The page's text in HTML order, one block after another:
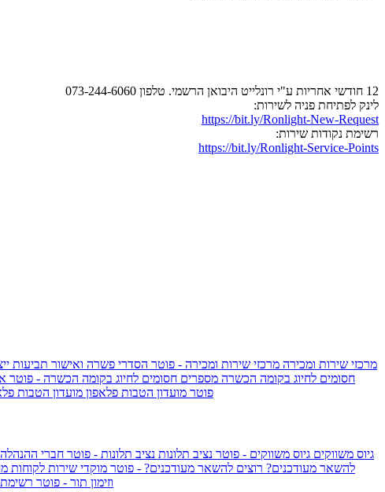
12 חודשי אחריות ע"י רונלייט היבואן הרשמי. טלפון 073-244-6060
לינק לפתיחת פניה לשירות:
https://bit.ly/Ronlight-New-Request
רשימת נקודות שירות:
https://bit.ly/Ronlight-Service-Points
מרכזי שירות ומכירה מרכזי שירות ומכירה - פוטר הסדרי פשרה ואישור תביעות
חסומים לחיוג בקומה הכשרה מספרים חסומים לחיוג בקומה הכשרה - פוטר
IsraelieSIM by Pelephone - פוטר מועדון הטבות פלאפון מועדון הטבות
גיוס משווקים גיוס משווקים - פוטר נציב תלונות נציב תלונות - פוטר חברי ההנהלה
להשאר מעודכנים? רוצים להשאר מעודכנים? - פוטר מוקדי שירות לקוחות
וזימון תור - פוטר רשימת